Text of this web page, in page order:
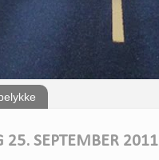
25. SEPTEMBER 2011